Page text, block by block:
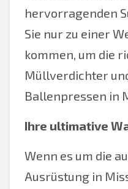
hervorragenden
Sie nur zu einer
kommen, um die
Müllverdichter
Ballenpressen in
Ihre ultimative
Wenn es um die
Ausrüstung in